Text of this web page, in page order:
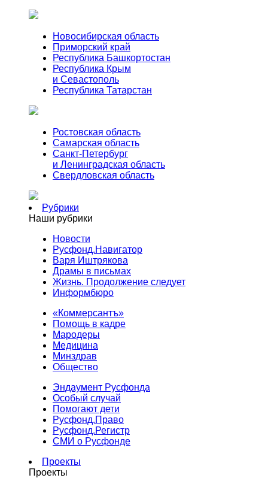
Новосибирская область
Приморский край
Республика Башкортостан
Республика Крым
и Севастополь
Республика Татарстан
Ростовская область
Самарская область
Санкт-Петербург
и Ленинградская область
Свердловская область
Рубрики
Наши рубрики
Новости
Русфонд.Навигатор
Варя Иштрякова
Драмы в письмах
Жизнь. Продолжение следует
Информбюро
«Коммерсантъ»
Помощь в кадре
Мародеры
Медицина
Минздрав
Общество
Эндаумент Русфонда
Особый случай
Помогают дети
Русфонд.Право
Русфонд.Регистр
СМИ о Русфонде
Проекты
Проекты